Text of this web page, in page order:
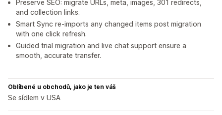
Preserve SEO: migrate URLs, meta, images, 301 redirects,
and collection links.
Smart Sync re-imports any changed items post migration
with one click refresh.
Guided trial migration and live chat support ensure a
smooth, accurate transfer.
Oblíbené u obchodů, jako je ten váš
Se sídlem v USA